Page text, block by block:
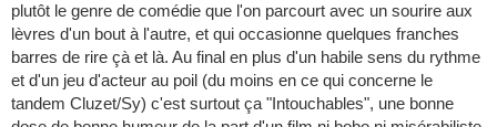
plutôt le genre de comédie que l'on parcourt avec un sourire aux
lèvres d'un bout à l'autre, et qui occasionne quelques franches
barres de rire çà et là. Au final en plus d'un habile sens du rythme
et d'un jeu d'acteur au poil (du moins en ce qui concerne le
tandem Cluzet/Sy) c'est surtout ça "Intouchables", une bonne